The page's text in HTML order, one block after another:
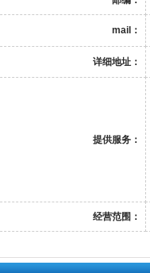
mail：
详细地址：
提供服务：
经营范围：